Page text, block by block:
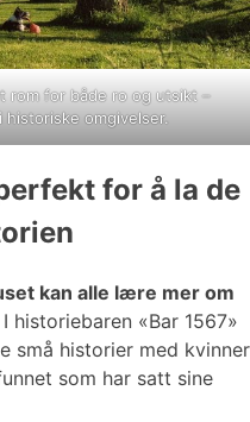
rom for både ro og utsikt –
omgivelser.
for å la de
kan alle lære mer om
I historiebaren «Bar 1567»
små historier med kvinner
som har satt sine